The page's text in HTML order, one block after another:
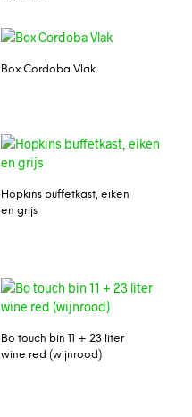
Box Cordoba Vlak
Hopkins buffetkast, eiken
en grijs
Bo touch bin 11 + 23 liter
wine red (wijnrood)